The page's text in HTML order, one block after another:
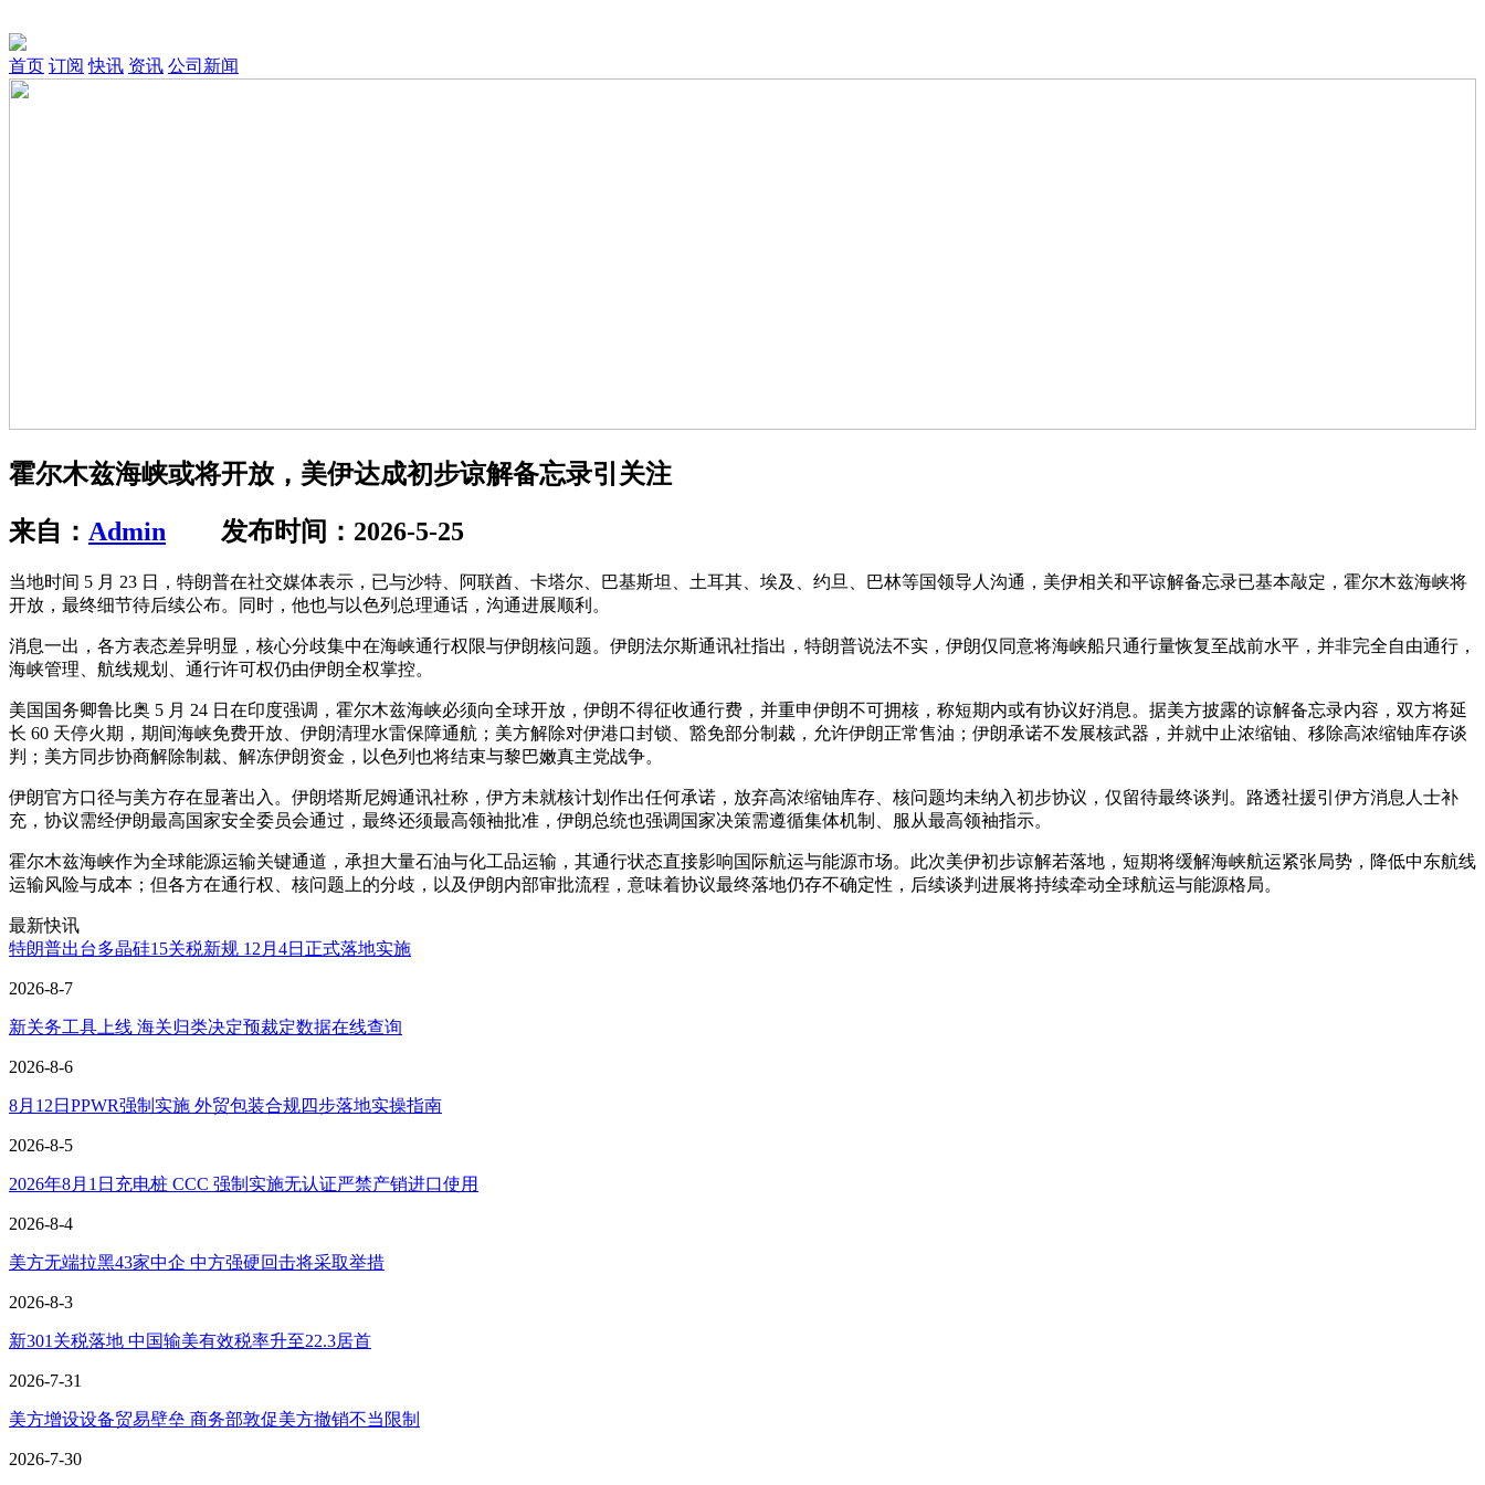
首页 订阅 快讯 资讯 公司新闻
霍尔木兹海峡或将开放，美伊达成初步谅解备忘录引关注
来自： Admin 发布时间：2026-5-25
当地时间 5 月 23 日，特朗普在社交媒体表示，已与沙特、阿联酋、卡塔尔、巴基斯坦、土耳其、埃及、约旦、巴林等国领导人沟通，美伊相关和平谅解备忘录已基本敲定，霍尔木兹海峡将
开放，最终细节待后续公布。同时，他也与以色列总理通话，沟通进展顺利。
消息一出，各方表态差异明显，核心分歧集中在海峡通行权限与伊朗核问题。伊朗法尔斯通讯社指出，特朗普说法不实，伊朗仅同意将海峡船只通行量恢复至战前水平，并非完全自由通行，
海峡管理、航线规划、通行许可权仍由伊朗全权掌控。
美国国务卿鲁比奥 5 月 24 日在印度强调，霍尔木兹海峡必须向全球开放，伊朗不得征收通行费，并重申伊朗不可拥核，称短期内或有协议好消息。据美方披露的谅解备忘录内容，双方将延
长 60 天停火期，期间海峡免费开放、伊朗清理水雷保障通航；美方解除对伊港口封锁、豁免部分制裁，允许伊朗正常售油；伊朗承诺不发展核武器，并就中止浓缩铀、移除高浓缩铀库存谈
判；美方同步协商解除制裁、解冻伊朗资金，以色列也将结束与黎巴嫩真主党战争。
伊朗官方口径与美方存在显著出入。伊朗塔斯尼姆通讯社称，伊方未就核计划作出任何承诺，放弃高浓缩铀库存、核问题均未纳入初步协议，仅留待最终谈判。路透社援引伊方消息人士补
充，协议需经伊朗最高国家安全委员会通过，最终还须最高领袖批准，伊朗总统也强调国家决策需遵循集体机制、服从最高领袖指示。
霍尔木兹海峡作为全球能源运输关键通道，承担大量石油与化工品运输，其通行状态直接影响国际航运与能源市场。此次美伊初步谅解若落地，短期将缓解海峡航运紧张局势，降低中东航线
运输风险与成本；但各方在通行权、核问题上的分歧，以及伊朗内部审批流程，意味着协议最终落地仍存不确定性，后续谈判进展将持续牵动全球航运与能源格局。
最新快讯
特朗普出台多晶硅15关税新规 12月4日正式落地实施
2026-8-7
新关务工具上线 海关归类决定预裁定数据在线查询
2026-8-6
8月12日PPWR强制实施 外贸包装合规四步落地实操指南
2026-8-5
2026年8月1日充电桩 CCC 强制实施无认证严禁产销进口使用
2026-8-4
美方无端拉黑43家中企 中方强硬回击将采取举措
2026-8-3
新301关税落地 中国输美有效税率升至22.3居首
2026-7-31
美方增设设备贸易壁垒 商务部敦促美方撤销不当限制
2026-7-30